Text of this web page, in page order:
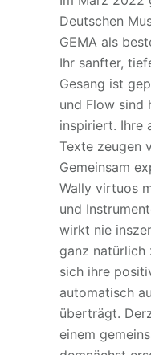
Deutschen
GEMA als
Ihr sanfter,
Gesang ist
und Flow sind
inspiriert. Ihre
Texte zeugen
Gemeinsam
Wally virtuos
und
wirkt nie
ganz natürlich
sich ihre
automatisch
überträgt.
einem